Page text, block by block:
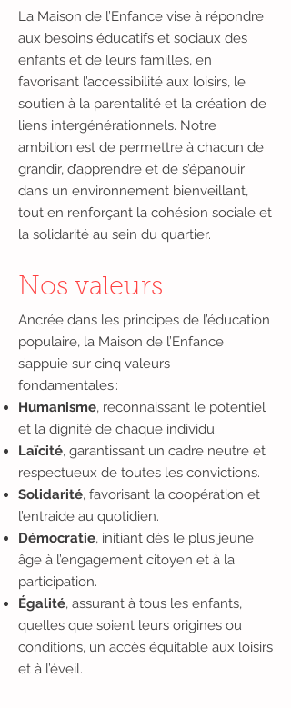
La Maison de l’Enfance vise à répondre
aux besoins éducatifs et sociaux des
enfants et de leurs familles, en
favorisant l’accessibilité aux loisirs, le
soutien à la parentalité et la création de
liens intergénérationnels. Notre
ambition est de permettre à chacun de
grandir, d’apprendre et de s’épanouir
dans un environnement bienveillant,
tout en renforçant la cohésion sociale et
la solidarité au sein du quartier.​
Nos valeurs
Ancrée dans les principes de l’éducation
populaire, la Maison de l’Enfance
s’appuie sur cinq valeurs
fondamentales :
Humanisme, reconnaissant le potentiel
et la dignité de chaque individu.
Laïcité, garantissant un cadre neutre et
respectueux de toutes les convictions.
Solidarité, favorisant la coopération et
l’entraide au quotidien.
Démocratie, initiant dès le plus jeune
âge à l’engagement citoyen et à la
participation.
Égalité, assurant à tous les enfants,
quelles que soient leurs origines ou
conditions, un accès équitable aux loisirs
et à l’éveil.